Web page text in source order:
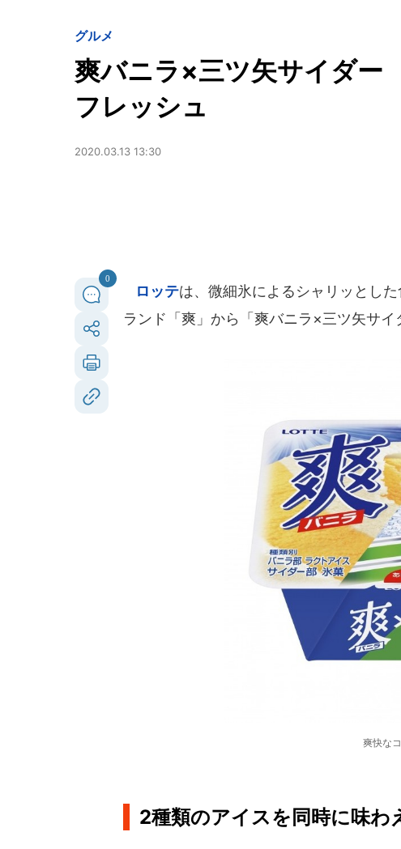
グルメ
爽バニラ×三ツ矢サイダ
フレッシュ
2020.03.13 13:30
0
ロッテは、微細氷によるシャリッとし
ランド「爽」から「爽バニラ×三ツ矢サ
爽快な
2種類のアイスを同時に味わ